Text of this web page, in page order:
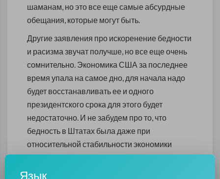
шаманам, но это все еще самые абсурдные
обещания, которые могут быть.
Другие заявления про искоренение бедности
и расизма звучат получше, но все еще очень
сомнительно. Экономика США за последнее
время упала на самое дно, для начала надо
будет восстанавливать ее и одного
президентского срока для этого будет
недостаточно. И не забудем про то, что
бедность в Штатах была даже при
относительной стабильности экономики
страны. Ну то есть понятно, что обещание про
конец бедности только звучит красиво и
Язык